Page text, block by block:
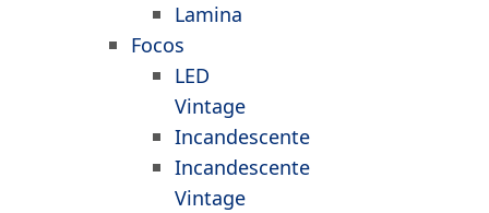
Lamina
Focos
LED
Vintage
Incandescente
Incandescente
Vintage